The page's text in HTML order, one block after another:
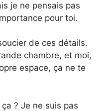
je ne pensais pas
pour toi.
de ces détails.
chambre, et moi,
espace, ça ne te
? Je ne suis pas